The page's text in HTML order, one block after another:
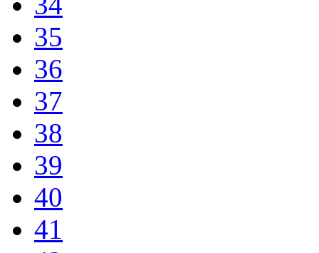
35
36
37
38
39
40
41